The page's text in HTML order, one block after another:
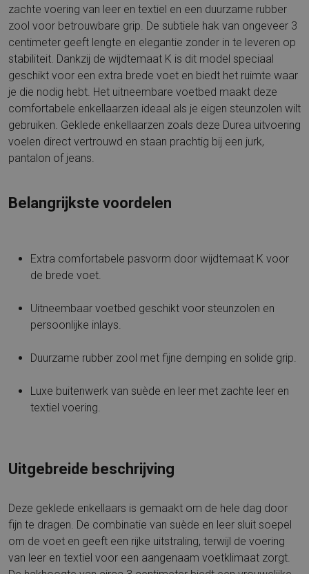
zachte voering van leer en textiel en een duurzame rubber
zool voor betrouwbare grip. De subtiele hak van ongeveer 3
centimeter geeft lengte en elegantie zonder in te leveren op
stabiliteit. Dankzij de wijdtemaat K is dit model speciaal
geschikt voor een extra brede voet en biedt het ruimte waar
je die nodig hebt. Het uitneembare voetbed maakt deze
comfortabele enkellaarzen ideaal als je eigen steunzolen wilt
gebruiken. Geklede enkellaarzen zoals deze Durea uitvoering
voelen direct vertrouwd en staan prachtig bij een jurk,
pantalon of jeans.
Belangrijkste voordelen
Extra comfortabele pasvorm door wijdtemaat K voor
de brede voet.
Uitneembaar voetbed geschikt voor steunzolen en
persoonlijke inlays.
Duurzame rubber zool met fijne demping en solide grip.
Luxe buitenwerk van suède en leer met zachte leer en
textiel voering.
Uitgebreide beschrijving
Deze geklede enkellaars is gemaakt om de hele dag door
fijn te dragen. De combinatie van suède en leer sluit soepel
om de voet en geeft een rijke uitstraling, terwijl de voering
van leer en textiel voor een aangenaam voetklimaat zorgt.